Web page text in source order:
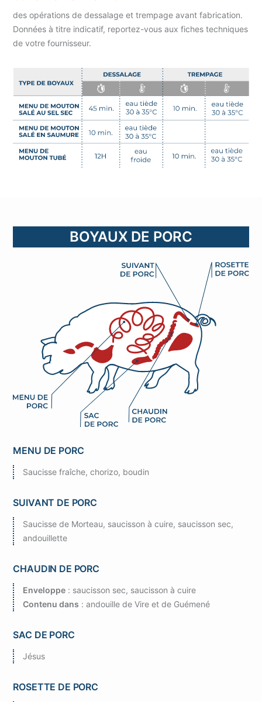
des opérations de dessalage et trempage avant fabrication.
Données à titre indicatif, reportez-vous aux fiches techniques
de votre fournisseur.
BOYAUX DE PORC
MENU DE PORC
Saucisse fraîche, chorizo, boudin
SUIVANT DE PORC
Saucisse de Morteau, saucisson à cuire, saucisson sec,
andouillette
CHAUDIN DE PORC
Enveloppe : saucisson sec, saucisson à cuire
Contenu dans : andouille de Vire et de Guémené
SAC DE PORC
Jésus
ROSETTE DE PORC